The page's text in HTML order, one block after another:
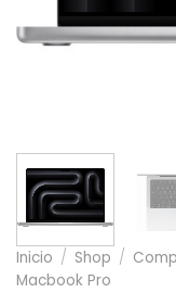
Inicio / Shop /
Macbook Pro